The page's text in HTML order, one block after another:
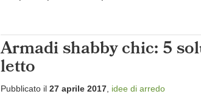
Armadi shabby chic: 5
letto
Pubblicato il 27 aprile 2017 idee di arredo